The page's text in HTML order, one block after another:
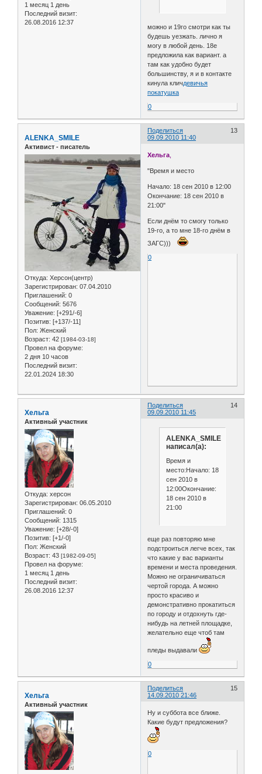
1 месяц 1 день
Последний визит:
26.08.2016 12:37
можно и 19го смотри как ты
будешь уезжать. лично я
могу в любой день. 18е
предложила как вариант. а
там как удобно будет
большинству, я и в контакте
кинула кличдевичья
покатушка
0
Поделиться
13
09.09.2010 11:40
ALENKA_SMILE
Активист - писатель
Откуда: Херсон(центр)
Зарегистрирован: 07.04.2010
Приглашений: 0
Сообщений: 5676
Уважение: [+291/-6]
Позитив: [+137/-11]
Пол: Женский
Возраст: 42 [1984-03-18]
Провел на форуме:
2 дня 10 часов
Последний визит:
22.01.2024 18:30
Хельга
"Время и место
Начало: 18 сен 2010 в 12:00
Окончание: 18 сен 2010 в
21:00"
Если днём то смогу только
19-го, а то мне 18-го днём в
ЗАГС)))
0
Поделиться
14
09.09.2010 11:45
Хельга
Активный участник
Откуда: херсон
Зарегистрирован: 06.05.2010
Приглашений: 0
Сообщений: 1315
Уважение: [+28/-0]
Позитив: [+1/-0]
Пол: Женский
Возраст: 43 [1982-09-05]
Провел на форуме:
1 месяц 1 день
Последний визит:
26.08.2016 12:37
ALENKA_SMILE
написал(а):
Время и
место:Начало: 18
сен 2010 в
12:00Окончание:
18 сен 2010 в
21:00
еще раз повторяю мне
подстроиться легче всех, так
что какие у вас варианты
времени и места проведения.
Можно не ограничиваться
чертой города. А можно
просто красиво и
демонстративно прокатиться
по городу и отдохнуть где-
нибудь на летней площадке,
желательно еще чтоб там
пледы выдавали
0
Поделиться
15
14.09.2010 21:46
Хельга
Активный участник
Ну и суббота все ближе.
Какие будут предложения?
0